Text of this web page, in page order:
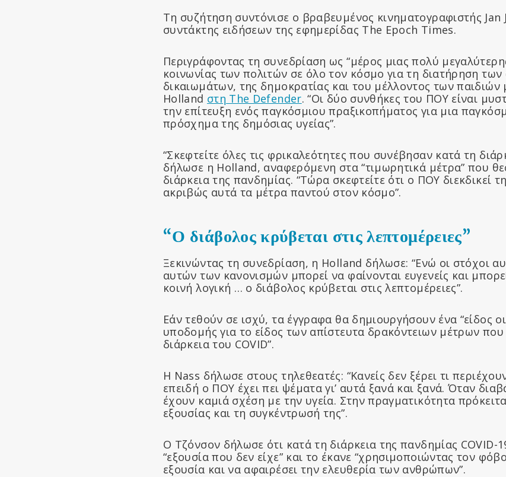
Τη συζήτηση συντόνισε ο βραβευμένος κινηματογραφιστής
συντάκτης ειδήσεων της εφημερίδας The Epoch Times.
Περιγράφοντας τη συνεδρίαση ως “μέρος μιας πολύ
κοινωνίας των πολιτών σε όλο τον κόσμο για τη διατήρηση
δικαιωμάτων, της δημοκρατίας και του μέλλοντος των
Holland στη The Defender. “Οι δύο συνθήκες του ΠΟΥ είναι
την επίτευξη ενός παγκόσμιου πραξικοπήματος για μια
πρόσχημα της δημόσιας υγείας”.
“Σκεφτείτε όλες τις φρικαλεότητες που συνέβησαν κατά τη
δήλωσε η Holland, αναφερόμενη στα “τιμωρητικά μέτρα” που
διάρκεια της πανδημίας. “Τώρα σκεφτείτε ότι ο ΠΟΥ διεκδικεί
ακριβώς αυτά τα μέτρα παντού στον κόσμο”.
“Ο διάβολος κρύβεται στις λεπτομέρειες”
Ξεκινώντας τη συνεδρίαση, η Holland δήλωσε: “Ενώ οι στόχοι
αυτών των κανονισμών μπορεί να φαίνονται ευγενείς και
κοινή λογική … ο διάβολος κρύβεται στις λεπτομέρειες”.
Εάν τεθούν σε ισχύ, τα έγγραφα θα δημιουργήσουν ένα “είδος
υποδομής για το είδος των απίστευτα δρακόντειων μέτρων που
διάρκεια του COVID”.
Η Nass δήλωσε στους τηλεθεατές: “Κανείς δεν ξέρει τι
επειδή ο ΠΟΥ έχει πει ψέματα γι’ αυτά ξανά και ξανά. Όταν
έχουν καμιά σχέση με την υγεία. Στην πραγματικότητα
εξουσίας και τη συγκέντρωσή της”.
Ο Τζόνσον δήλωσε ότι κατά τη διάρκεια της πανδημίας COVID-
“εξουσία που δεν είχε” και το έκανε “χρησιμοποιώντας τον
εξουσία και να αφαιρέσει την ελευθερία των ανθρώπων”.